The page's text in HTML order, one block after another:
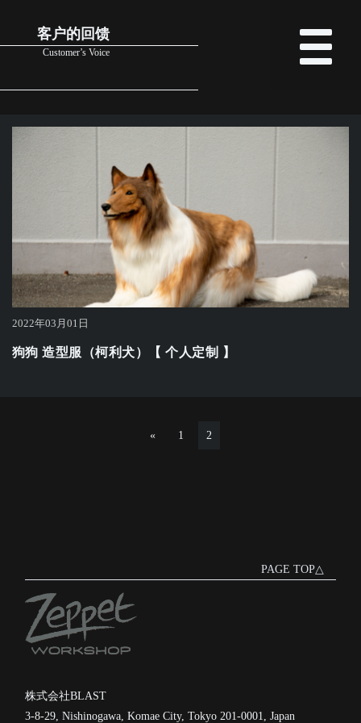
客户的回馈
Customer’s Voice
2022年03月01日
狗狗 造型服（柯利犬）【 个人定制 】
« 1 2
PAGE TOP△
株式会社BLAST
3-8-29, Nishinogawa, Komae City, Tokyo 201-0001, Japan